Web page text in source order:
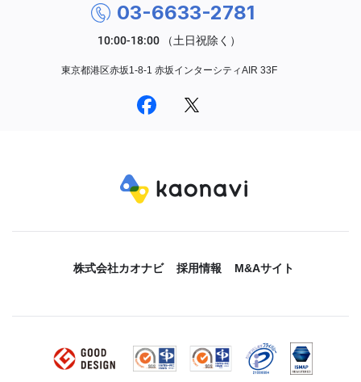
03-6633-2781
東京都港区赤坂1-8-1 赤坂インターシティAIR 33F
株式会社カオナビ 採用情報 M&Aサイト